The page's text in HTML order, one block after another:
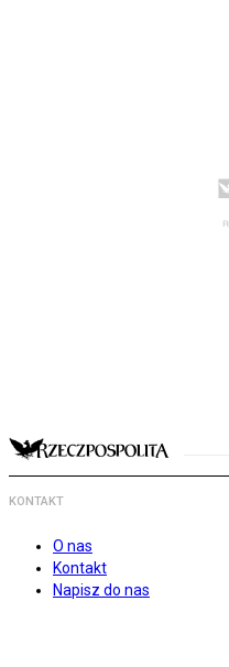
KONTAKT
O nas
Kontakt
Napisz do nas